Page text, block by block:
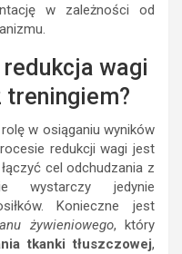
w zależności od
wagi
treningiem?
w osiąganiu wyników
redukcji wagi jest
cel odchudzania z
wystarczy jedynie
Konieczne jest
żywieniowego, który
tkanki tłuszczowej,